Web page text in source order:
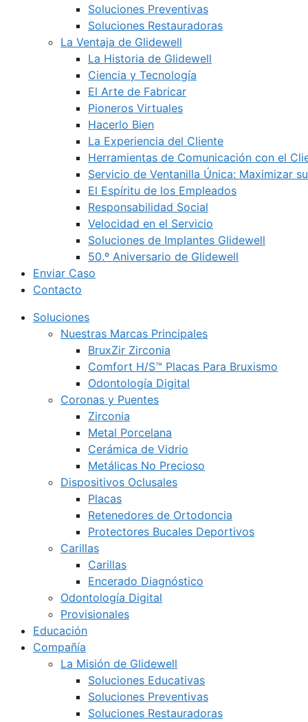
Soluciones Preventivas
Soluciones Restauradoras
La Ventaja de Glidewell
La Historia de Glidewell
Ciencia y Tecnología
El Arte de Fabricar
Pioneros Virtuales
Hacerlo Bien
La Experiencia del Cliente
Herramientas de Comunicación con el
Servicio de Ventanilla Única: Maximizar
El Espíritu de los Empleados
Responsabilidad Social
Velocidad en el Servicio
Soluciones de Implantes Glidewell
50.º Aniversario de Glidewell
Enviar Caso
Contacto
Soluciones
Nuestras Marcas Principales
BruxZir Zirconia
Comfort H/S™ Placas Para Bruxismo
Odontología Digital
Coronas y Puentes
Zirconia
Metal Porcelana
Cerámica de Vidrio
Metálicas No Precioso
Dispositivos Oclusales
Placas
Retenedores de Ortodoncia
Protectores Bucales Deportivos
Carillas
Carillas
Encerado Diagnóstico
Odontología Digital
Provisionales
Educación
Compañía
La Misión de Glidewell
Soluciones Educativas
Soluciones Preventivas
Soluciones Restauradoras